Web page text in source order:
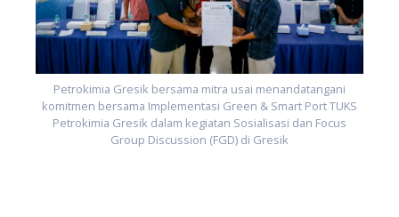
Petrokimia Gresik bersama mitra usai menandatangani
komitmen bersama Implementasi Green & Smart Port TUKS
Petrokimia Gresik dalam kegiatan Sosialisasi dan Focus
Group Discussion (FGD) di Gresik